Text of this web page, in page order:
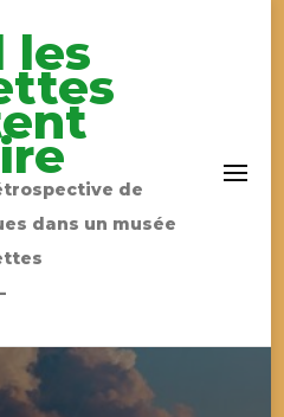
les
de
dans un musée